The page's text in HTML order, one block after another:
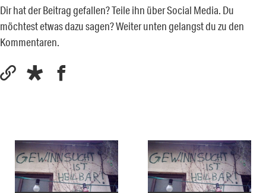
Dir hat der Beitrag gefallen? Teile ihn über Social Media. Du
möchtest etwas dazu sagen? Weiter unten gelangst du zu den
Kommentaren.